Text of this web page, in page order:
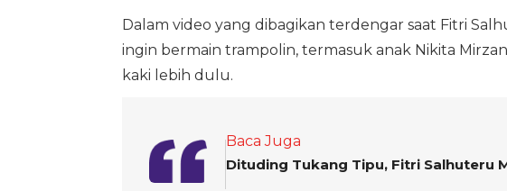
Dalam video yang dibagikan terdengar saat Fitri
ingin bermain trampolin, termasuk anak Nikita
kaki lebih dulu.
Baca Juga
Dituding Tukang Tipu, Fitri Salhuteru